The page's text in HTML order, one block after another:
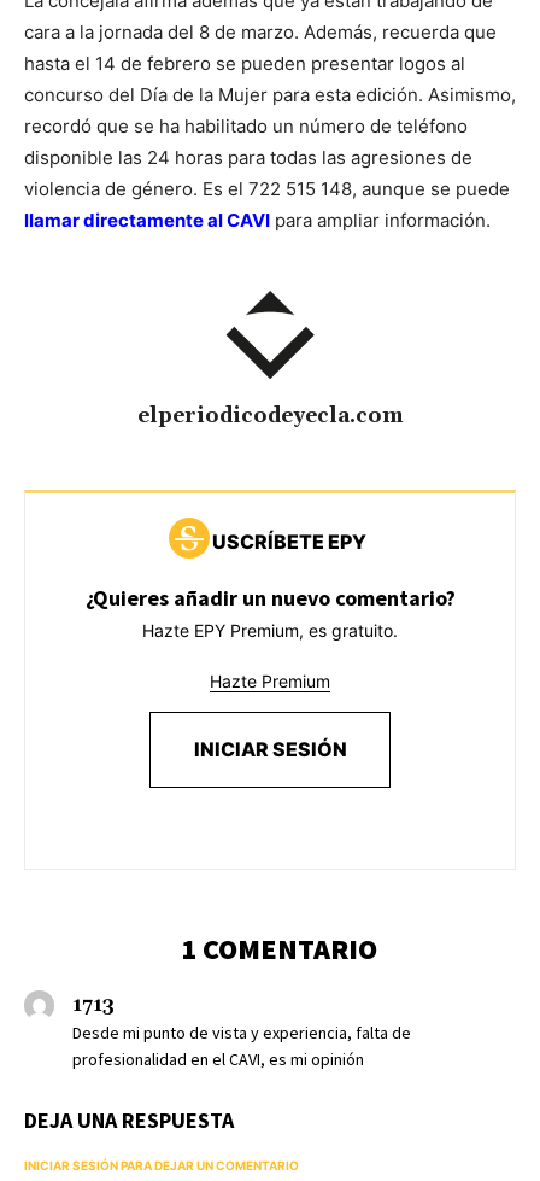
cara a la jornada del 8 de marzo. Además, recuerda que
hasta el 14 de febrero se pueden presentar logos al
concurso del Día de la Mujer para esta edición. Asimismo,
recordó que se ha habilitado un número de teléfono
disponible las 24 horas para todas las agresiones de
violencia de género. Es el 722 515 148, aunque se puede
llamar directamente al CAVI para ampliar información.
elperiodicodeyecla.com
USCRÍBETE EPY
¿Quieres añadir un nuevo comentario?
Hazte EPY Premium, es gratuito.
Hazte Premium
INICIAR SESIÓN
1 COMENTARIO
1713
Desde mi punto de vista y experiencia, falta de
profesionalidad en el CAVI, es mi opinión
DEJA UNA RESPUESTA
INICIAR SESIÓN PARA DEJAR UN COMENTARIO